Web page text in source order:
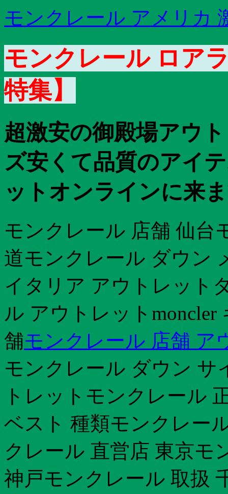
モンクレール アメリカ
モンクレール ロア
特集】
超激安の御殿場アウ
ズ安くて品質のアイ
ットオンラインに来
モンクレール 店舗 仙台
道モンクレール ダウン
イタリア アウトレット
ル アウトレットmoncler
舗モンクレール 店舗 ア
モンクレール ダウン サ
トレットモンクレール
ベスト 種類モンクレー
クレール 直営店 東京モ
神戸モンクレール 取扱